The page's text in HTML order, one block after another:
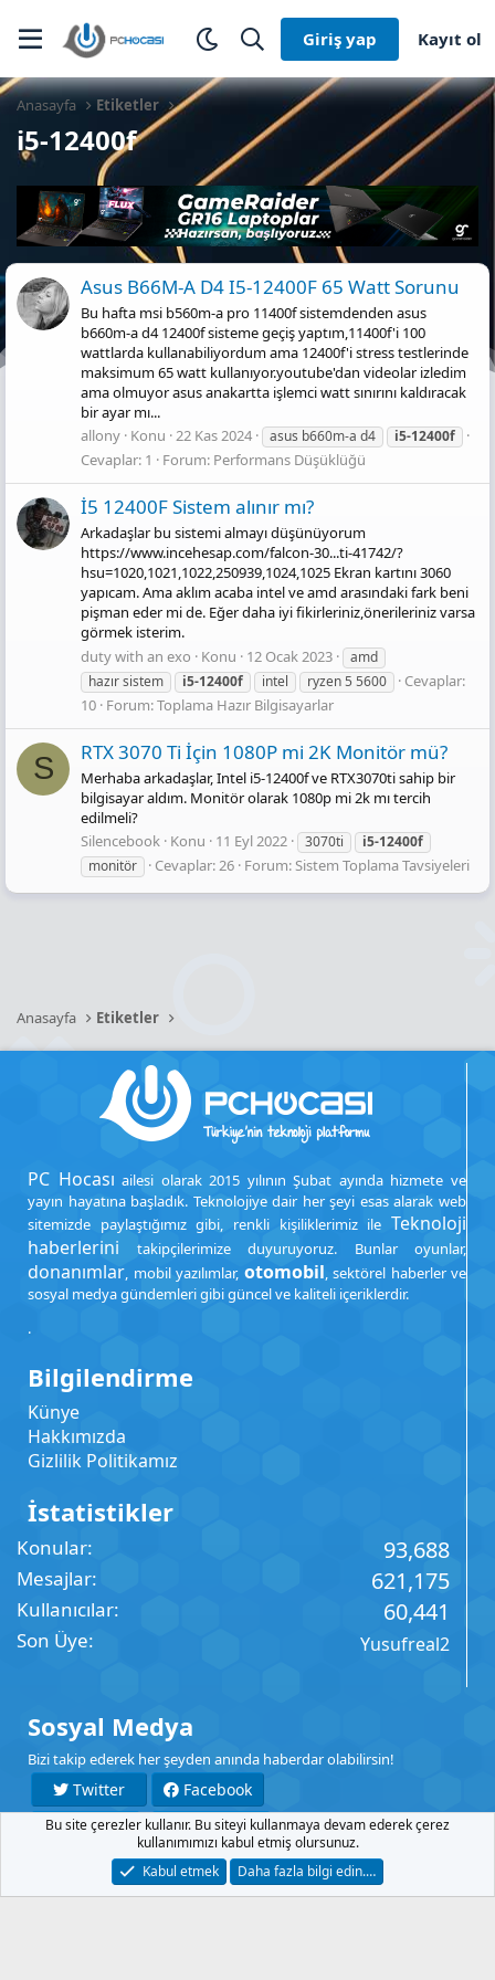
Giriş yap Kayıt ol
Anasayfa Etiketler
i5-12400f
Asus B66M-A D4 I5-12400F 65 Watt Sorunu
Bu hafta msi b560m-a pro 11400f sistemdenden asus
b660m-a d4 12400f sisteme geçiş yaptım,11400f'i 100
wattlarda kullanabiliyordum ama 12400f'i stress testlerinde
maksimum 65 watt kullanıyor.youtube'dan videolar izledim
ama olmuyor asus anakartta işlemci watt sınırını kaldıracak
bir ayar mı...
allony Konu 22 Kas 2024 asus b660m-a d4 i5-12400f
Cevaplar: 1 Forum: Performans Düşüklüğü
İ5 12400F Sistem alınır mı?
Arkadaşlar bu sistemi almayı düşünüyorum
https://www.incehesap.com/falcon-30...ti-41742/?
hsu=1020,1021,1022,250939,1024,1025 Ekran kartını 3060
yapıcam. Ama aklım acaba intel ve amd arasındaki fark beni
pişman eder mi de. Eğer daha iyi fikirleriniz,önerileriniz varsa
görmek isterim.
duty with an exo
Konu 12 Ocak 2023
amd
hazır sistem
i5-12400f intel ryzen 5 5600
Cevaplar:
10 Forum:Toplama Hazır Bilgisayarlar
S RTX 3070 Ti İçin 1080P mi 2K Monitör mü?
Merhaba arkadaşlar, Intel i5-12400f ve RTX3070ti sahip bir
bilgisayar aldım. Monitör olarak 1080p mi 2k mı tercih
edilmeli?
Silencebook Konu 11 Eyl 2022 3070ti
i5-12400f
monitör
Cevaplar: 26 Forum:Sistem Toplama Tavsiyeleri
Anasayfa Etiketler
PC Hocası ailesi olarak 2015 yılının Şubat ayında hizmete ve
yayın hayatına başladık. Teknolojiye dair her şeyi esas alarak web
sitemizde paylaştığımız gibi, renkli kişiliklerimiz ile Teknoloji
haberlerini takipçilerimize duyuruyoruz. Bunlar oyunlar,
donanımlar, mobil yazılımlar, otomobil, sektörel haberler ve
sosyal medya gündemleri gibi güncel ve kaliteli içeriklerdir.
.
Bilgilendirme
Künye
Hakkımızda
Gizlilik Politikamız
İstatistikler
Konular 93,688
Mesajlar 621,175
Kullanıcılar 60,441
Son Üye Yusufreal2
Sosyal Medya
Bizi takip ederek her şeyden anında haberdar olabilirsin!
Twitter
Facebook
YouTube
Instagram
Şartlar Gizlilik Yardım Anasayfa
R
Bu site çerezler kullanır. Bu siteyi kullanmaya devam ederek çerez
kullanımımızı kabul etmiş olursunuz.
Kabul etmek
Daha fazla bilgi edin.…